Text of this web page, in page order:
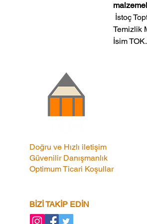
Temizlik
İsim TOK.
Doğru ve Hızlı iletişim
Güvenilir Danışmanlık
Optimum Ticari Koşullar
BİZİ TAKİP EDİN